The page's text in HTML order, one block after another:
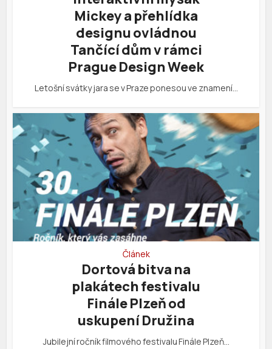
Mickey a přehlídka
designu ovládnou
Tančící dům v rámci
Prague Design Week
Letošní svátky jara se v Praze ponesou ve znamení…
Článek
Dortová bitva na
plakátech festivalu
Finále Plzeň od
uskupení Družina
Jubilejní ročník filmového festivalu Finále Plzeň…